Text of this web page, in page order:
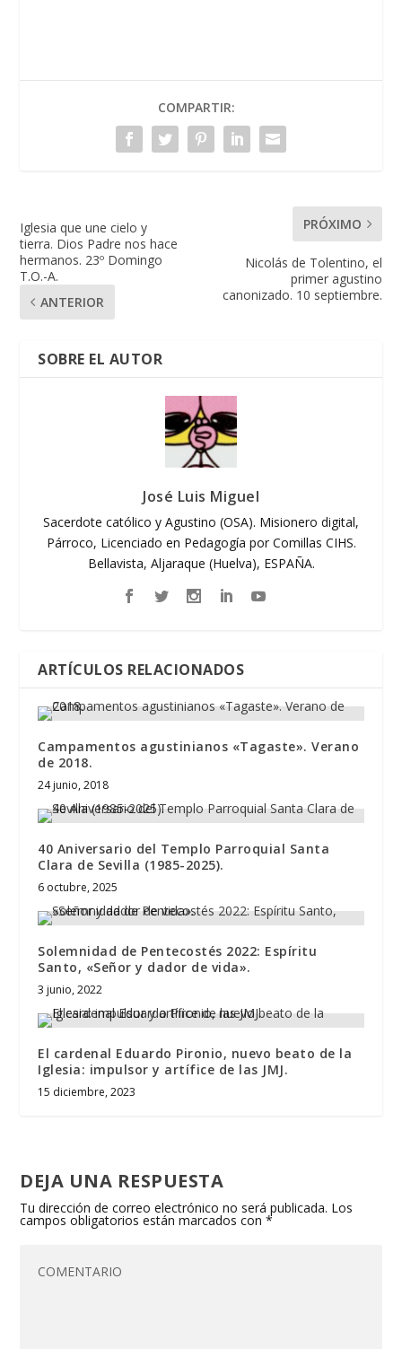
COMPARTIR:
Iglesia que une cielo y
tierra. Dios Padre nos hace
hermanos. 23º Domingo
T.O.-A.
ANTERIOR
PRÓXIMO
Nicolás de Tolentino, el
primer agustino
canonizado. 10 septiembre.
SOBRE EL AUTOR
José Luis Miguel
Sacerdote católico y Agustino (OSA). Misionero digital,
Párroco, Licenciado en Pedagogía por Comillas CIHS.
Bellavista, Aljaraque (Huelva), ESPAÑA.
ARTÍCULOS RELACIONADOS
Campamentos agustinianos «Tagaste». Verano
de 2018.
24 junio, 2018
40 Aniversario del Templo Parroquial Santa
Clara de Sevilla (1985-2025).
6 octubre, 2025
Solemnidad de Pentecostés 2022: Espíritu
Santo, «Señor y dador de vida».
3 junio, 2022
El cardenal Eduardo Pironio, nuevo beato de la
Iglesia: impulsor y artífice de las JMJ.
15 diciembre, 2023
DEJA UNA RESPUESTA
Tu dirección de correo electrónico no será publicada. Los
campos obligatorios están marcados con*